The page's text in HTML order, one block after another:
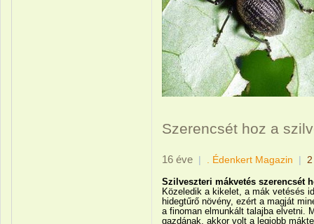
Szerencsét hoz a
16 éve | . Édenkert Magazin |
Szilveszteri mákvetés szerencsét
Közeledik a kikelet, a mák vetésés
hidegtűrő növény, ezért a magját
a finoman elmunkált talajba elvetni.
gazdának, akkor volt a legjobb